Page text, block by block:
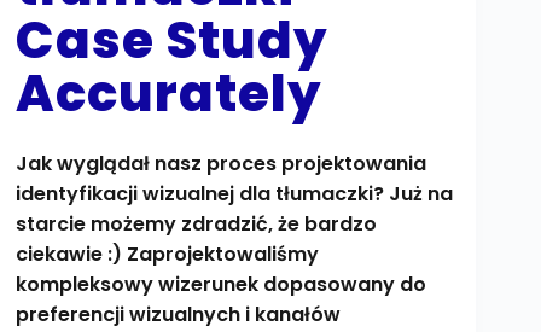
Case Study
Accurately
Jak wyglądał nasz proces projektowania
identyfikacji wizualnej dla tłumaczki? Już na
starcie możemy zdradzić, że bardzo
ciekawie :) Zaprojektowaliśmy
kompleksowy wizerunek dopasowany do
preferencji wizualnych i kanałów